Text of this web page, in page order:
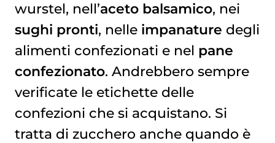
wurstel, nell’aceto balsamico, nei
sughi pronti, nelle impanature degli
alimenti confezionati e nel pane
confezionato. Andrebbero sempre
verificate le etichette delle
confezioni che si acquistano. Si
tratta di zucchero anche quando è